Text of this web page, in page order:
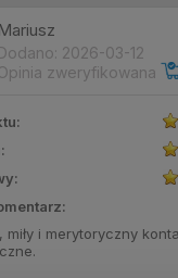
Mariusz
Dodano: 2026-03-12
zweryfikowana
miły i merytoryczny